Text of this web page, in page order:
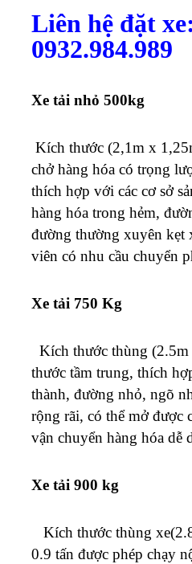
Liên hệ đặt xe:
0932.984.989
Xe tải nhỏ 500kg
Kích thước (2,1m x
chở hàng hóa có trọng
thích hợp với các cơ sở
hàng hóa trong hẻm,
đường thường xuyên kẹt
viên có nhu cầu chuyển
Xe tải 750 Kg
Kích thước thùng
thước tầm trung, thích
thành, đường nhỏ, ngõ
rộng rãi, có thể mở được
vận chuyển hàng hóa dễ
Xe tải 900 kg
Kích thước thùng
0.9 tấn được phép chạy